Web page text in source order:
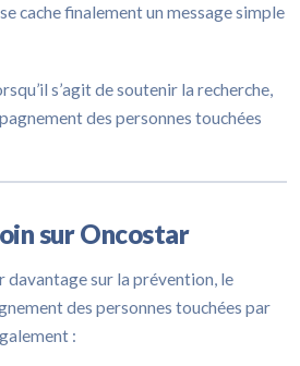
cache finalement un message simple
s’agit de soutenir la recherche,
des personnes touchées
sur Oncostar
davantage sur la prévention, le
des personnes touchées par
: